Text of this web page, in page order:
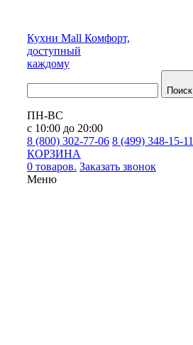
Кухни Mall Комфорт,
доступный
каждому
Поиск
ПН-ВС
с 10:00 до 20:00
8 (800) 302-77-06 8 (499) 348-15-11
КОРЗИНА
0 товаров. Заказать звонок
Меню